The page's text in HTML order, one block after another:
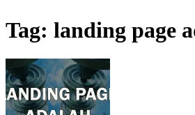
Tag: landing page